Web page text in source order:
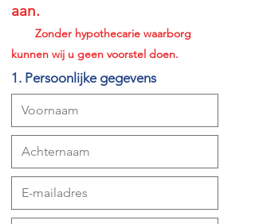
aan.
Zonder hypothecarie waarborg
kunnen wij u geen voorstel doen.
1. Persoonlijke gegevens